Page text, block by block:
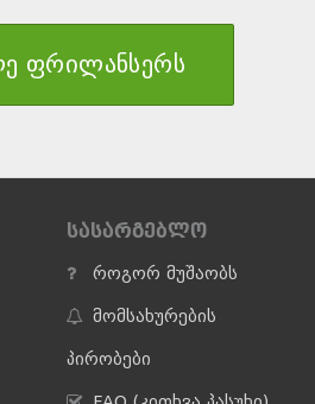
ფრილანსერს
ᲡᲐᲡᲐᲠᲒᲔᲑᲚᲝ
როგორ მუშაობს
მომსახურების
პირობები